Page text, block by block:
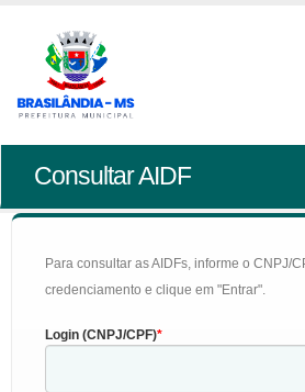
Consultar AIDF
Para consultar as AIDFs, informe o CNPJ/
credenciamento e clique em "Entrar".
Login (CNPJ/CPF)